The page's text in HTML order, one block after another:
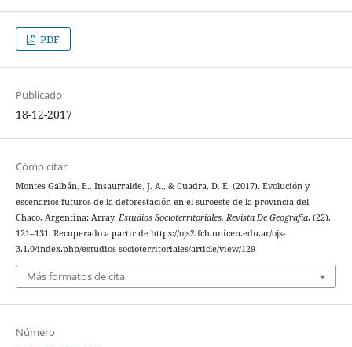
PDF
Publicado
18-12-2017
Cómo citar
Montes Galbán, E., Insaurralde, J. A., & Cuadra, D. E. (2017). Evolución y
escenarios futuros de la deforestación en el suroeste de la provincia del
Chaco, Argentina: Array. Estudios Socioterritoriales. Revista De Geografía, (22),
121–131. Recuperado a partir de https://ojs2.fch.unicen.edu.ar/ojs-
3.1.0/index.php/estudios-socioterritoriales/article/view/129
Más formatos de cita
Número